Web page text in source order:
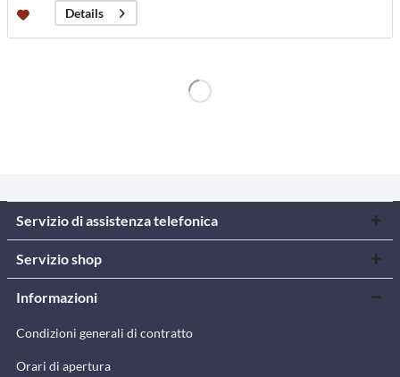
Details
Servizio di assistenza telefonica
Servizio shop
Informazioni
Condizioni generali di contratto
Orari di apertura